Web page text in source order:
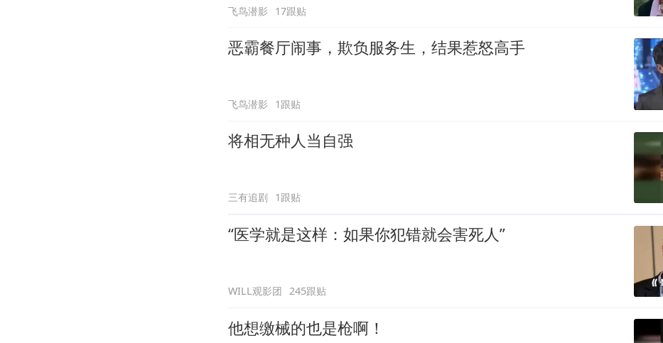
飞鸟潜影 17跟贴
恶霸餐厅闹事，欺负服务生，结果惹怒高手
飞鸟潜影 1跟贴
将相无种人当自强
三有追剧 1跟贴
“医学就是这样：如果你犯错就会害死人”
WILL观影团 245跟贴
他想缴械的也是枪啊！